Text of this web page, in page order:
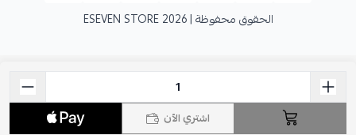
اشتري الآن
الحقوق محفوظة | 2026 ESEVEN STORE